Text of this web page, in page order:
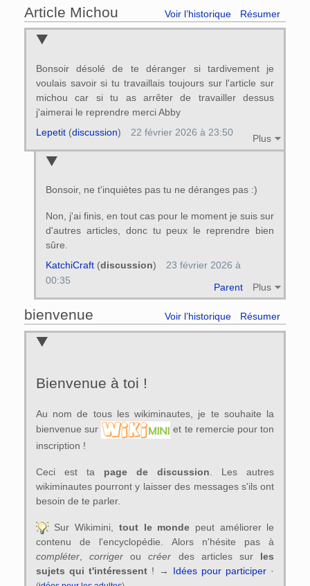
Article Michou Voir l’historique Résumer
Bonsoir désolé de te déranger si tardivement je
voulais savoir si tu travaillais toujours sur l'article sur
michou car si tu as arrêter de travailler dessus
j'aimerai le reprendre merci Abby
Plus
Lepetit(discussion) 22 février 2026 à 23:50
Bonsoir, ne t'inquiètes pas tu ne déranges pas :)
Non, j'ai finis, en tout cas pour le moment je suis sur
d'autres articles, donc tu peux le reprendre bien
sûre.
Parent Plus
KatchiCraft(discussion)
23 février 2026 à
00:35
bienvenue Voir l’historique Résumer
Bienvenue à toi !
Au nom de tous les wikiminautes, je te souhaite la
bienvenue sur
et te remercie pour ton
inscription !
Ceci est ta page de discussion. Les autres
wikiminautes pourront y laisser des messages s'ils ont
besoin de te parler.
Sur Wikimini, tout le monde peut améliorer le
contenu de l'encyclopédie. Alors n'hésite pas à
compléter, corriger oucréer des articles sur les
sujets qui t'intéressent ! → Idées pour participer ·